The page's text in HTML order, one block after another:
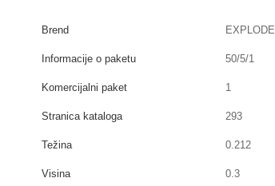
Brend EXPLODE
Informacije o paketu 50/5/1
Komercijalni paket 1
Stranica kataloga 293
Težina 0.212
Visina 0.3